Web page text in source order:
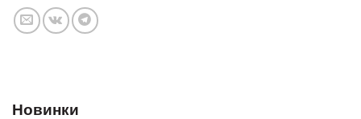
Новинки